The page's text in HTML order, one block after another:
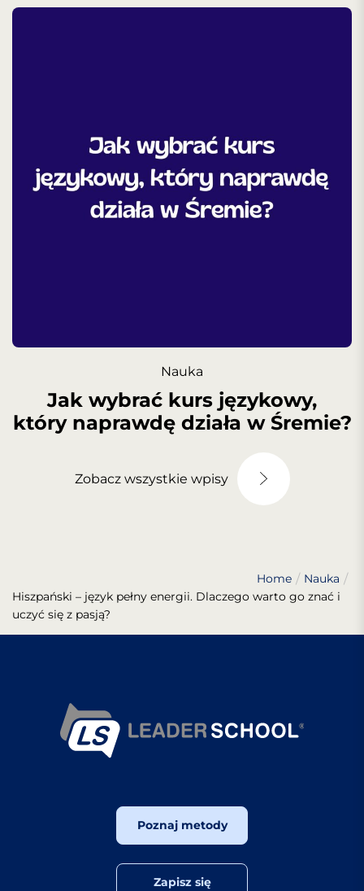
Nauka
Jak wybrać kurs językowy,
który naprawdę działa w Śremie?
Zobacz wszystkie wpisy
Home
Nauka
Hiszpański – język pełny energii. Dlaczego warto go znać i
uczyć się z pasją?
Poznaj metody
Zapisz się